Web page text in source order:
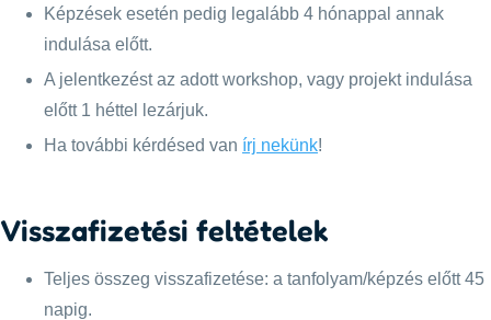
Képzések esetén pedig legalább 4 hónappal annak
indulása előtt.
A jelentkezést az adott workshop, vagy projekt indulása
előtt 1 héttel lezárjuk.
Ha további kérdésed van írj nekünk!
Visszafizetési feltételek
Teljes összeg visszafizetése: a tanfolyam/képzés előtt 45
napig.